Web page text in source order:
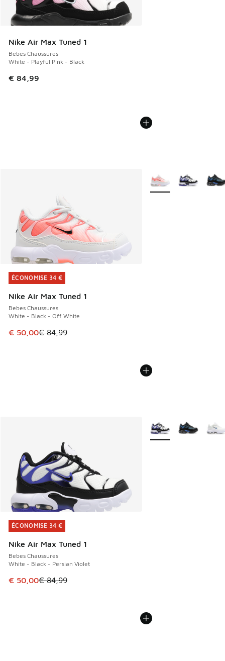
Nike Air Max Tuned 1
Bebes Chaussures
White - Playful Pink - Black
€ 84,99
ÉCONOMISE 34 €
Nike Air Max Tuned 1
Bebes Chaussures
White - Black - Off White
Cet article est en promotion. Prix en baisse de € 84,99 à
€ 50,00€ 84,99
ÉCONOMISE 34 €
Plus de couleurs
ÉCONOMISE 34 €
Nike Air Max Tuned 1
Bebes Chaussures
White - Black - Persian Violet
Cet article est en promotion. Prix en baisse de € 84,99 à
€ 50,00€ 84,99
ÉCONOMISE 34 €
Plus de couleurs